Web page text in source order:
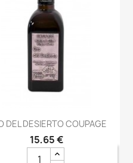
Vorschau
DEL DESIERTO COUPAGE
15,65 €